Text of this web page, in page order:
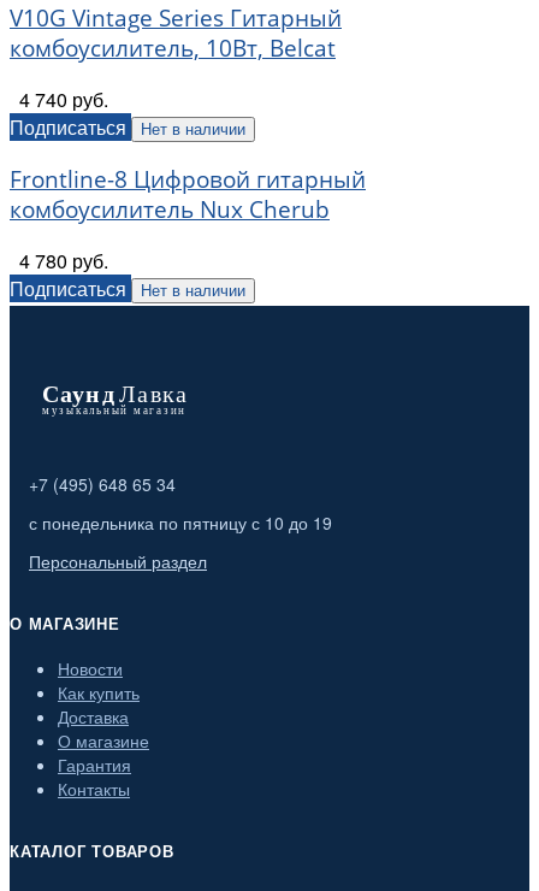
V10G Vintage Series Гитарный
комбоусилитель, 10Вт, Belcat
4 740 руб.
Подписаться
Нет в наличии
Frontline-8 Цифровой гитарный
комбоусилитель Nux Cherub
4 780 руб.
Подписаться
Нет в наличии
+7 (495) 648 65 34
с понедельника по пятницу с 10 до 19
Персональный раздел
О МАГАЗИНЕ
Новости
Как купить
Доставка
О магазине
Гарантия
Контакты
КАТАЛОГ ТОВАРОВ